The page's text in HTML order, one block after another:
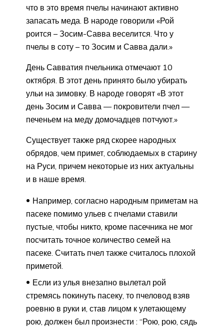
что в это время пчелы начинают активно
запасать меда. В народе говорили «Рой
роится – Зосим-Савва веселится. Что у
пчелы в соту – то Зосим и Савва дали.»
День Савватия пчельника отмечают 10
октября. В этот день принято было убирать
ульи на зимовку. В народе говорят «В этот
день Зосим и Савва — покровители пчел —
печеньем на меду домочадцев потчуют.»
Существует также ряд скорее народных
обрядов, чем примет, соблюдаемых в старину
на Руси, причем некоторые из них актуальны
и в наше время.
Например, согласно народным приметам на
пасеке помимо ульев с пчелами ставили
пустые, чтобы никто, кроме пасечника не мог
посчитать точное количество семей на
пасеке. Считать пчел также считалось плохой
приметой.
Если из улья внезапно вылетал рой
стремясь покинуть пасеку, то пчеловод взяв
роевню в руки и, став лицом к улетающему
рою, должен был произнести : “Рою, рою, сядь